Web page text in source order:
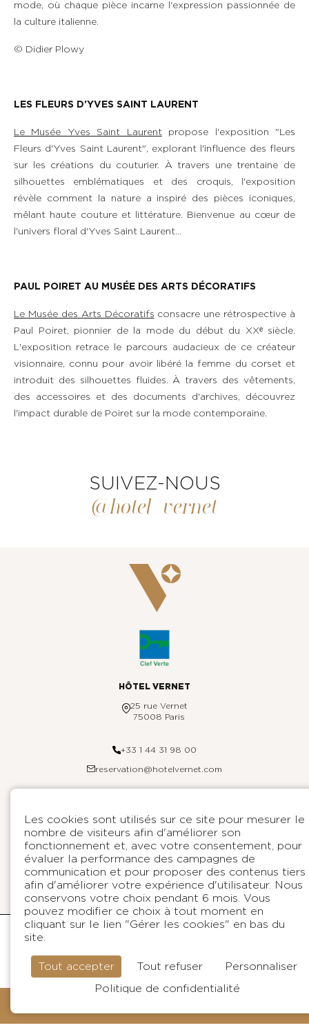
mode, où chaque pièce incarne l'expression passionnée de
la culture italienne.
© Didier Plowy
LES FLEURS D'YVES SAINT LAURENT
Le Musée Yves Saint Laurentpropose l'exposition "Les
Fleurs d'Yves Saint Laurent", explorant l'influence des fleurs
sur les créations du couturier. À travers une trentaine de
silhouettes emblématiques et des croquis, l'exposition
révèle comment la nature a inspiré des pièces iconiques,
mêlant haute couture et littérature. Bienvenue au cœur de
l'univers floral d'Yves Saint Laurent…
PAUL POIRET AU MUSÉE DES ARTS DÉCORATIFS
Le Musée des Arts Décoratifs consacre une rétrospective à
Paul Poiret, pionnier de la mode du début du XXᵉ siècle.
L'exposition retrace le parcours audacieux de ce créateur
visionnaire, connu pour avoir libéré la femme du corset et
introduit des silhouettes fluides. À travers des vêtements,
des accessoires et des documents d'archives, découvrez
l'impact durable de Poiret sur la mode contemporaine.
SUIVEZ-NOUS
@hotel_vernet
HÔTEL VERNET
25 rue Vernet
75008 Paris
+33 1 44 31 98 00
reservation@hotelvernet.com
FRANÇAIS
L'HÔTEL VERNET
Contact
FAQ
Plan du site
Engagements environnementaux
Presse
Conditions Générales de Vente
Accès PMR
DESTINATIONS
Paris
Saint-Barthélemy
Bretagne
Contactez-nous
Codes GDS : Amadeus : YX PARK02 / Sabre : YX 21255 / Galileo-
Pegasus : GL46044
Site Officiel : Tous droits réservés Hôtel Vernet © 2024 Création :
Agence WEBCOM
Les cookies sont utilisés sur ce site pour mesurer le
nombre de visiteurs afin d'améliorer son
fonctionnement et, avec votre consentement, pour
évaluer la performance des campagnes de
communication et pour proposer des contenus tiers
afin d'améliorer votre expérience d'utilisateur. Nous
conservons votre choix pendant 6 mois. Vous
pouvez modifier ce choix à tout moment en
cliquant sur le lien "Gérer les cookies" en bas du
site.
Tout accepter Tout refuser
Personnaliser
Politique de confidentialité